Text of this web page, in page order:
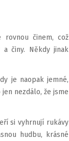
činem, což
činy. Někdy jinak
je naopak jemné,
nezdálo, že jsme
si vyhrnují rukávy
hudbu, krásné